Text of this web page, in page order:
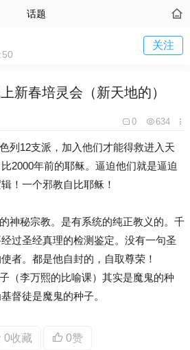
话题
关注
新春培灵会（新天地的）
0 634
列12支派，加入他们才能得救进入天
2000年前的耶稣。逼迫他们就是逼迫
！一个邪教自比耶稣！
神秘宗教。是有系统的纯正教义的。千
过圣经真理的检测鉴定。没有一句圣
者。都是他自封的，自取尊荣！
（李万熙的比喻课）其实是魔鬼的种
督徒是魔鬼的种子。
0收藏 0赞